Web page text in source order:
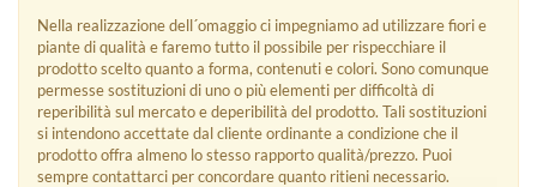
Nella realizzazione dell´omaggio ci impegniamo ad utilizzare fiori e
piante di qualità e faremo tutto il possibile per rispecchiare il
prodotto scelto quanto a forma, contenuti e colori. Sono comunque
permesse sostituzioni di uno o più elementi per difficoltà di
reperibilità sul mercato e deperibilità del prodotto. Tali sostituzioni
si intendono accettate dal cliente ordinante a condizione che il
prodotto offra almeno lo stesso rapporto qualità/prezzo. Puoi
sempre contattarci per concordare quanto ritieni necessario.